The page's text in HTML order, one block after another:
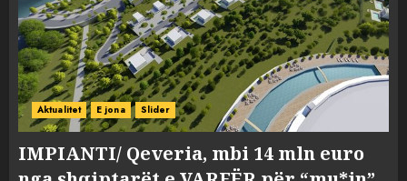
Aktualitet E jona Slider
IMPIANTI/ Qeveria, mbi 14 mln euro